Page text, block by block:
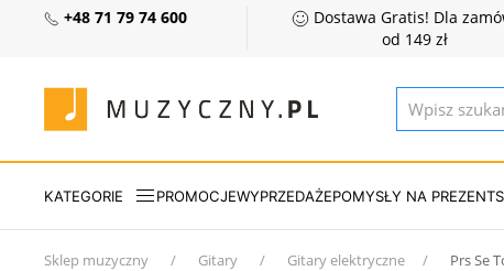
+48 71 79 74 600
Dostawa Gratis! Dla
od 149 zł
KATEGORIE PROMOCJEWYPRZEDAŻEPOMYSŁY NA PREZENT
Sklep muzyczny Gitary Gitary elektryczne Prs Se